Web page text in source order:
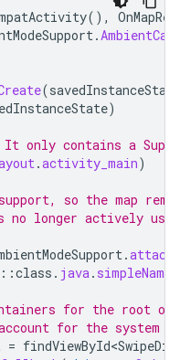
(),
.
(savedInstanceState
)
contains a
.activity_main)
so the map
no longer actively
.attach
::class . java. simpleName
for the root of
for the system
=